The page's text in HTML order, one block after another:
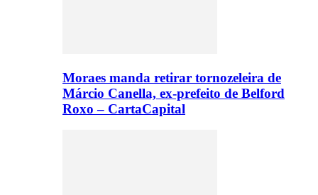
Moraes manda retirar tornozeleira de
Márcio Canella, ex-prefeito de Belford
Roxo – CartaCapital